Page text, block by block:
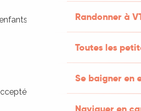
Randonner à
Toutes les
Se baigner en
/ Espace jeux